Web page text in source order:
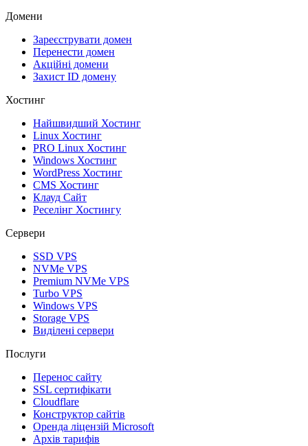
Домени
Зареєструвати домен
Перенести домен
Акційні домени
Захист ID домену
Хостинг
Найшвидший Хостинг
Linux Хостинг
PRO Linux Хостинг
Windows Хостинг
WordPress Хостинг
CMS Хостинг
Клауд Сайт
Реселінг Хостингу
Сервери
SSD VPS
NVMe VPS
Premium NVMe VPS
Turbo VPS
Windows VPS
Storage VPS
Виділені сервери
Послуги
Перенос сайту
SSL сертифікати
Clоudflare
Конструктор сайтів
Оренда ліцензій Microsoft
Архів тарифів